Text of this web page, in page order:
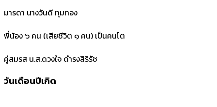
มารดา นางวันดี ทุมทอง
พี่น้อง ๖ คน (เสียชีวิต ๑ คน) เป็นคนโต
คู่สมรส น.ส.ดวงใจ ดำรงสิริรัช
วันเดือนปีเกิด